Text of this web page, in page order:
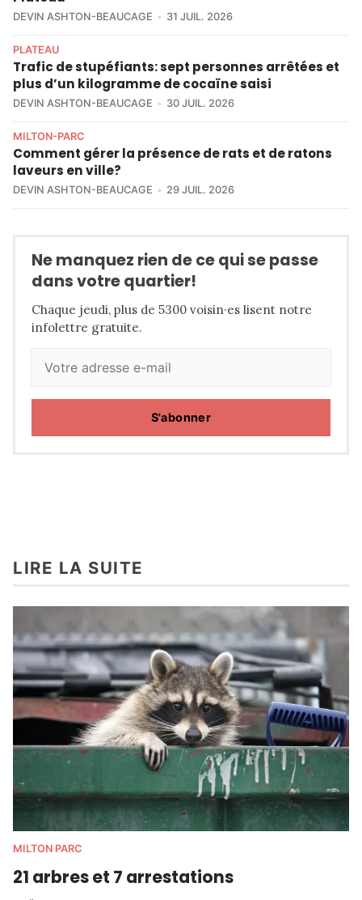
DEVIN ASHTON-BEAUCAGE 31 JUIL. 2026
PLATEAU
Trafic de stupéfiants: sept personnes arrêtées et
plus d’un kilogramme de cocaïne saisi
DEVIN ASHTON-BEAUCAGE 30 JUIL. 2026
MILTON-PARC
Comment gérer la présence de rats et de ratons
laveurs en ville?
DEVIN ASHTON-BEAUCAGE 29 JUIL. 2026
Ne manquez rien de ce qui se passe
dans votre quartier!
Chaque jeudi, plus de 5300 voisin·es lisent notre
infolettre gratuite.
S'abonner
LIRE LA SUITE
MILTON PARC
21 arbres et 7 arrestations